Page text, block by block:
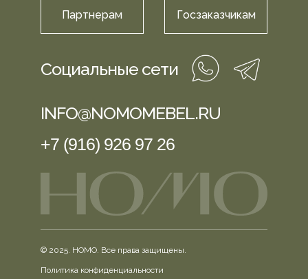
INFO@NOMOMEBEL.RU
+7 (916) 926 97 26
Социальные сети
© 2025. HOMO. Все права защищены.
Политика конфиденциальности
Госзаказчикам
Партнерам